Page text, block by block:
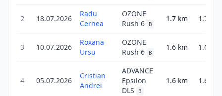
2 18.07.2026
Radu
Cernea
OZONE
Rush 6
B
1.7 km 1.7
3 10.07.2026
Roxana
Ursu
OZONE
Rush 6
B
1.6 km 1.6
4 05.07.2026
Cristian
Andrei
ADVANCE
Epsilon
DLS
B
1.6 km 1.6